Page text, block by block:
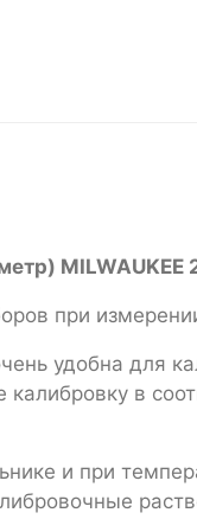
MILWAUKEE
при
удобна для
в
и при